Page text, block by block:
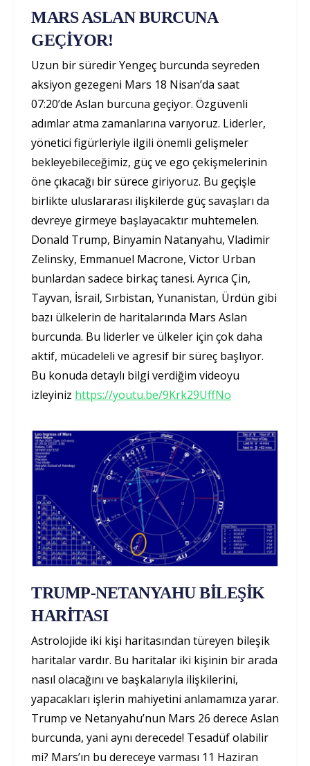
MARS ASLAN BURCUNA
GEÇİYOR!
Uzun bir süredir Yengeç burcunda seyreden
aksiyon gezegeni Mars 18 Nisan’da saat
07:20’de Aslan burcuna geçiyor. Özgüvenli
adımlar atma zamanlarına varıyoruz. Liderler,
yönetici figürleriyle ilgili önemli gelişmeler
bekleyebileceğimiz, güç ve ego çekişmelerinin
öne çıkacağı bir sürece giriyoruz. Bu geçişle
birlikte uluslararası ilişkilerde güç savaşları da
devreye girmeye başlayacaktır muhtemelen.
Donald Trump, Binyamin Natanyahu, Vladimir
Zelinsky, Emmanuel Macrone, Victor Urban
bunlardan sadece birkaç tanesi. Ayrıca Çin,
Tayvan, İsrail, Sırbistan, Yunanistan, Ürdün gibi
bazı ülkelerin de haritalarında Mars Aslan
burcunda. Bu liderler ve ülkeler için çok daha
aktif, mücadeleli ve agresif bir süreç başlıyor.
Bu konuda detaylı bilgi verdiğim videoyu
izleyiniz https://youtu.be/9Krk29UffNo
TRUMP-NETANYAHU BİLEŞİK
HARİTASI
Astrolojide iki kişi haritasından türeyen bileşik
haritalar vardır. Bu haritalar iki kişinin bir arada
nasıl olacağını ve başkalarıyla ilişkilerini,
yapacakları işlerin mahiyetini anlamamıza yarar.
Trump ve Netanyahu’nun Mars 26 derece Aslan
burcunda, yani aynı derecede! Tesadüf olabilir
mi? Mars’ın bu dereceye varması 11 Haziran